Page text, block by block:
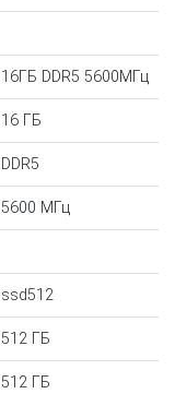
16ГБ DDR5 5600МГц
16 ГБ
DDR5
5600 МГц
ssd512
512 ГБ
512 ГБ